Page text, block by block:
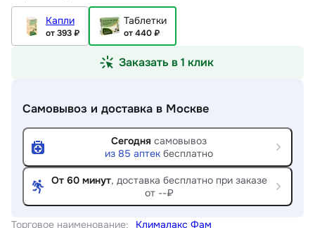
Торговое наименование:
Клималакс Фам
Капли
от 393 ₽
Таблетки
от 440 ₽
Заказать в 1 клик
Самовывоз и доставка в Москве
Сегодня самовывоз
из 85 аптек бесплатно
От 60 минут, доставка бесплатно при заказе
от --₽